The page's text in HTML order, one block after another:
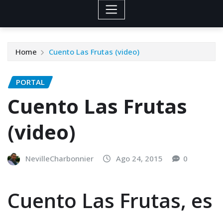
Home Cuento Las Frutas (video)
PORTAL
Cuento Las Frutas
(video)
NevilleCharbonnier Ago 24, 2015 0
Cuento Las Frutas, es